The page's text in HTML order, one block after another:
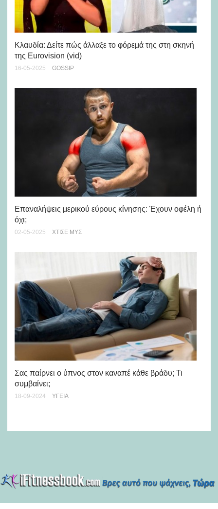
Κλαυδία: Δείτε πώς άλλαξε το φόρεμά της στη σκηνή
της Eurovision (vid)
16-05-2025 GOSSIP
Eπαναλήψεις μερικού εύρους κίνησης: Έχουν οφέλη ή
όχι;
02-05-2025 ΧΤΊΣΕ ΜΥΣ
Σας παίρνει ο ύπνος στον καναπέ κάθε βράδυ; Τι
συμβαίνει;
18-09-2024 ΥΓΕΊΑ